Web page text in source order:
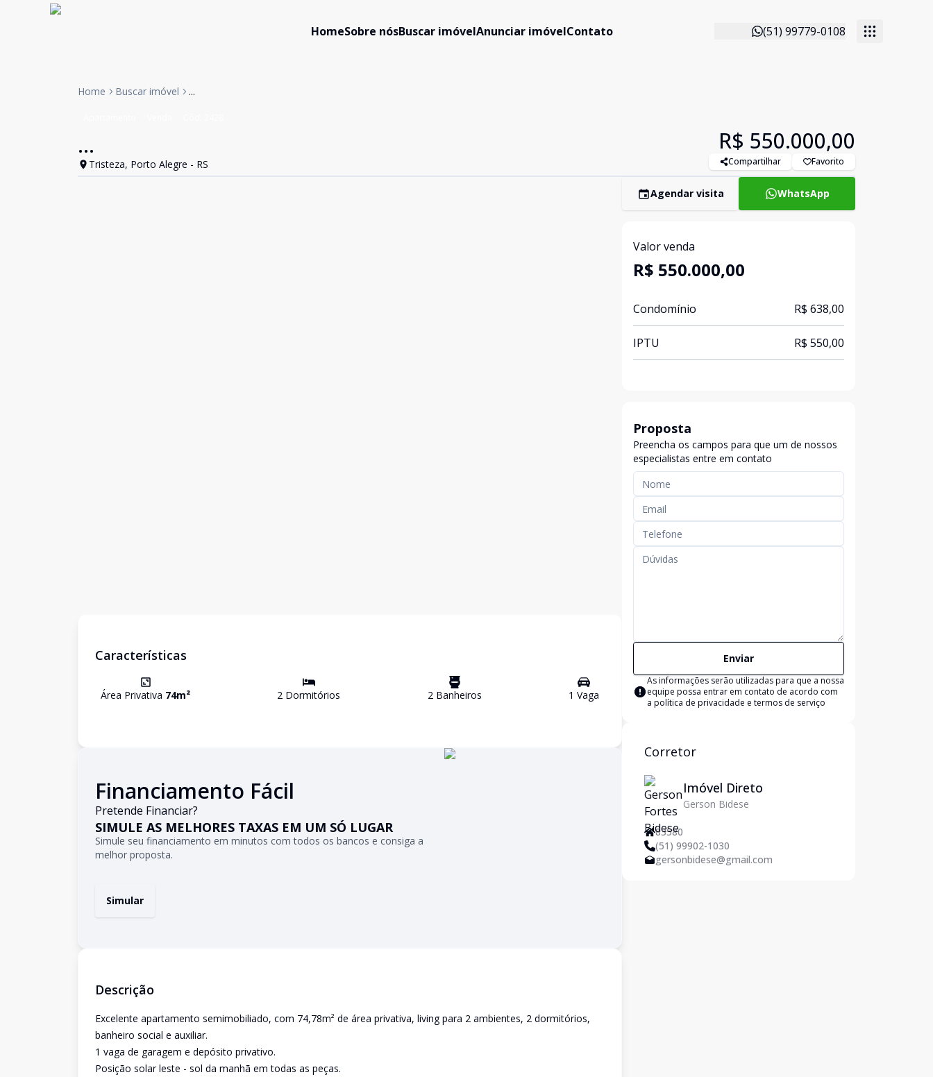
HomeSobre nósBuscar imóvelAnunciar imóvelContato (51) 99779-0108
Home Buscar imóvel ...
...
Tristeza, Porto Alegre - RS
R$ 550.000,00
Compartilhar Favorito
Características
Área Privativa 74m² 2 Dormitórios 2Banheiros 1 Vaga
Financiamento Fácil
Pretende Financiar?
SIMULE AS MELHORES TAXAS EM UM SÓ LUGAR
Simule seu financiamento em minutos com todos os bancos e consiga a
melhor proposta.
Simular
Descrição
Excelente apartamento semimobiliado, com 74,78m² de área privativa, living para 2 ambientes, 2 dormitórios,
banheiro social e auxiliar.
1 vaga de garagem e depósito privativo.
Posição solar leste - sol da manhã em todas as peças.
Agendar visita WhatsApp
Valor venda
R$ 550.000,00
Condomínio R$ 638,00
IPTU R$ 550,00
Proposta
Preencha os campos para que um de nossos
especialistas entre em contato
Enviar
As informações serão utilizadas para que a nossa
equipe possa entrar em contato de acordo com
a política de privacidade e termos de serviço
Corretor
Imóvel Direto
Gerson Bidese
83580
(51) 99902-1030
gersonbidese@gmail.com